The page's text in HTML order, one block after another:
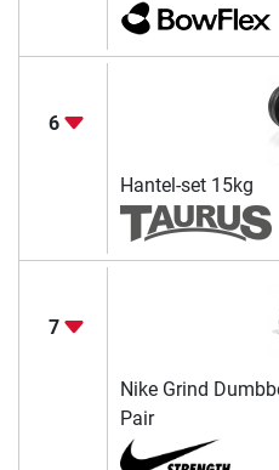
6
Hantel-set 15kg
7
Nike Grind
Pair